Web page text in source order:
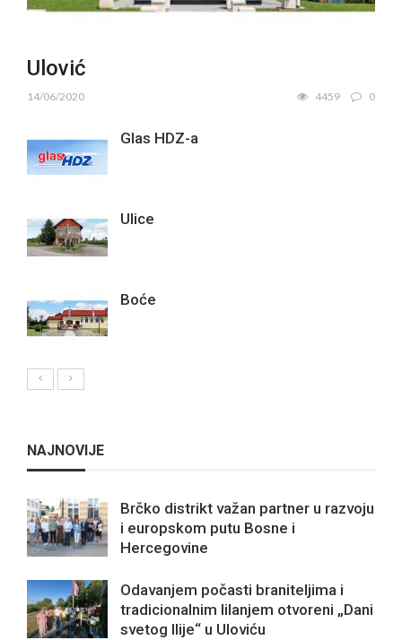
Ulović
14/06/2020 4459 0
Glas HDZ-a
Ulice
Boće
NAJNOVIJE
Brčko distrikt važan partner u razvoju
i europskom putu Bosne i
Hercegovine
Odavanjem počasti braniteljima i
tradicionalnim lilanjem otvoreni „Dani
svetog Ilije“ u Uloviću